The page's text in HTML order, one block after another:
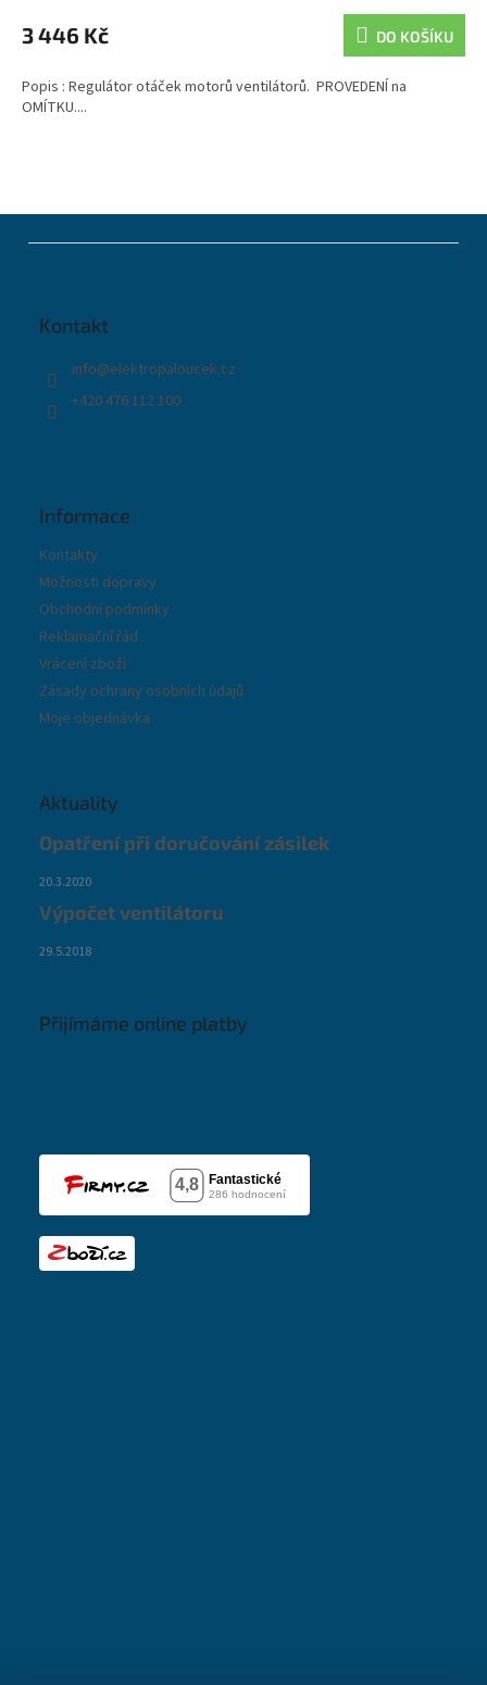
3 446 Kč DO KOŠÍKU
Popis : Regulátor otáček motorů ventilátorů. PROVEDENÍ na
OMÍTKU....
Kontakt
info@elektropaloucek.cz
+420 476 112 100
Informace
Kontakty
Možnosti dopravy
Obchodní podmínky
Reklamační řád
Vrácení zboží
Zásady ochrany osobních údajů
Moje objednávka
Aktuality
Opatření při doručování zásilek
20.3.2020
Výpočet ventilátoru
29.5.2018
Přijímáme online platby